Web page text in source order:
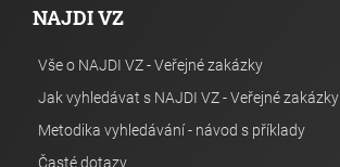
NAJDI VZ
Vše o NAJDI VZ - Veřejné zakázky
Jak vyhledávat s NAJDI VZ - Veřejné zakázky
Metodika vyhledávání - návod s příklady
Časté dotazy